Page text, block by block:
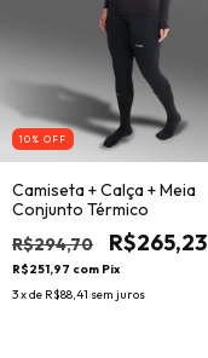
10 % OFF
Camiseta + Calça + Meia
Conjunto Térmico
R$294,70
R$265,23
R$251,97 com Pix
3x de R$88,41 sem juros